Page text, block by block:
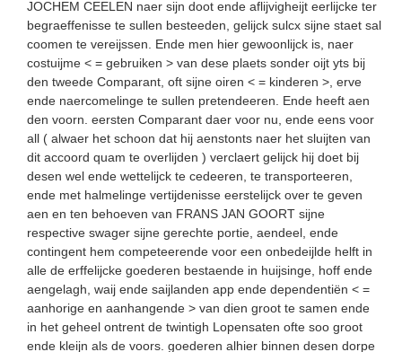
JOCHEM CEELEN naer sijn doot ende aflijvigheijt eerlijcke ter
begraeffenisse te sullen besteeden, gelijck sulcx sijne staet sal
coomen te vereijssen. Ende men hier gewoonlijck is, naer
costuijme < = gebruiken > van dese plaets sonder oijt yts bij
den tweede Comparant, oft sijne oiren < = kinderen >, erve
ende naercomelinge te sullen pretendeeren. Ende heeft aen
den voorn. eersten Comparant daer voor nu, ende eens voor
all ( alwaer het schoon dat hij aenstonts naer het sluijten van
dit accoord quam te overlijden ) verclaert gelijck hij doet bij
desen wel ende wettelijck te cedeeren, te transporteeren,
ende met halmelinge vertijdenisse eerstelijck over te geven
aen en ten behoeven van FRANS JAN GOORT sijne
respective swager sijne gerechte portie, aendeel, ende
contingent hem competeerende voor een onbedeijlde helft in
alle de erffelijcke goederen bestaende in huijsinge, hoff ende
aengelagh, waij ende saijlanden app ende dependentiën < =
aanhorige en aanhangende > van dien groot te samen ende
in het geheel ontrent de twintigh Lopensaten ofte soo groot
ende kleijn als de voors. goederen alhier binnen desen dorpe